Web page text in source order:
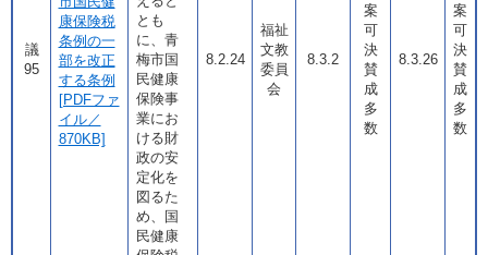
議
95
康保険税
条例の一
部を改正
する条例
[PDFファ
イル／
870KB]
とも
に、青
梅市国
民健康
保険事
業にお
ける財
政の安
定化を
図るた
め、国
民健康
8.2.24
福祉
文教
委員
会
8.3.2
案
可
決
賛
成
多
数
8.3.26
案
可
決
賛
成
多
数